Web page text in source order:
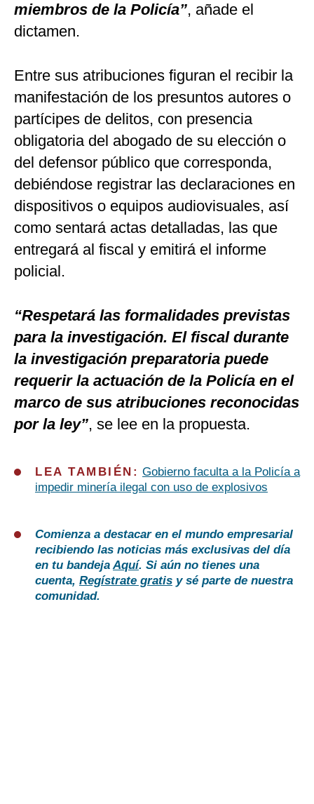
miembros de la Policía”, añade el
dictamen.
Entre sus atribuciones figuran el recibir la
manifestación de los presuntos autores o
partícipes de delitos, con presencia
obligatoria del abogado de su elección o
del defensor público que corresponda,
debiéndose registrar las declaraciones en
dispositivos o equipos audiovisuales, así
como sentará actas detalladas, las que
entregará al fiscal y emitirá el informe
policial.
“Respetará las formalidades previstas
para la investigación. El fiscal durante
la investigación preparatoria puede
requerir la actuación de la Policía en el
marco de sus atribuciones reconocidas
por la ley”, se lee en la propuesta.
LEA TAMBIÉN: Gobierno faculta a la Policía a
impedir minería ilegal con uso de explosivos
Comienza a destacar en el mundo empresarial
recibiendo las noticias más exclusivas del día
en tu bandejaAquí. Si aún no tienes una
cuenta, Regístrate gratis y sé parte de nuestra
comunidad.